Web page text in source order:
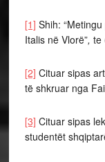
[1] Shih:
Italis në Vlorë”, te
[2] Cituar sipas
të shkruar nga
[3] Cituar sipas
studentët